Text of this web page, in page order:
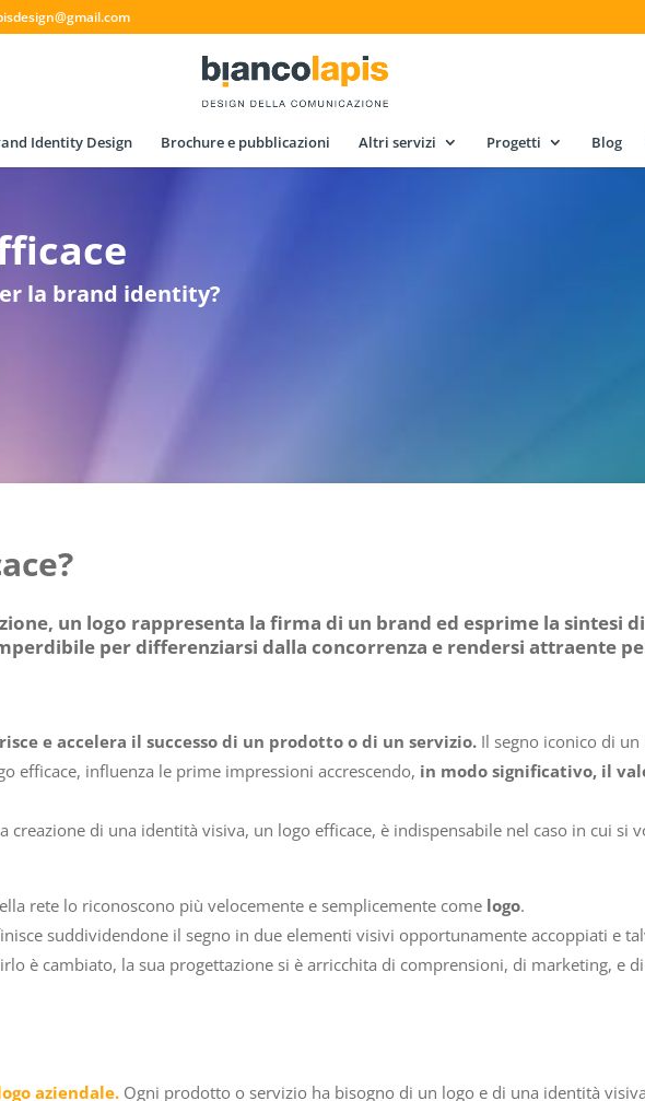
Identity Design Brochure e pubblicazioni Altri servizi Progetti Blog
la brand identity?
un logo rappresenta la firma di un brand ed esprime la sintesi
per differenziarsi dalla concorrenza e rendersi attraente
e accelera il successo di un prodotto o di un servizio. Il segno iconico di
efficace, influenza le prime impressioni accrescendo, in modo significativo, il
creazione di una identità visiva, un logo efficace, è indispensabile nel caso in cui si
rete lo riconoscono più velocemente e semplicemente come logo.
suddividendone il segno in due elementi visivi opportunamente accoppiati e
è cambiato, la sua progettazione si è arricchita di comprensioni, di marketing, e
aziendale. Ogni prodotto o servizio ha bisogno di un logo e di una identità